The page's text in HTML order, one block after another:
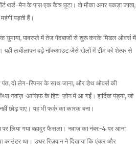
थर्ड-मैन के पास एक कैच छूटा। वो मौका अगर पकड़ा जाता,
पड़ती हैं।
घुमाया, पावरप्ले में तेज गेंदबाजों से शुरू करके मिडल ओवर्स में
यही लचीलापन बड़े नॉकआउट जैसे खेलों में टीम को शेल्फ से
दो लेग-स्पिनर के साथ जाना, और डेथ ओवर्स की
लेंथ्स नवाज़-आसिफ के हिट-ज़ोन में आ गईं। हार्दिक पंड्या, जो
छोड़ पाए। यह भी फर्क का कारक बना।
लिया गया बहादुर फैसला। नवाज़ का नंबर-4 पर आना
था। उधर रिज़वान ने दिखाया कि एंकर और